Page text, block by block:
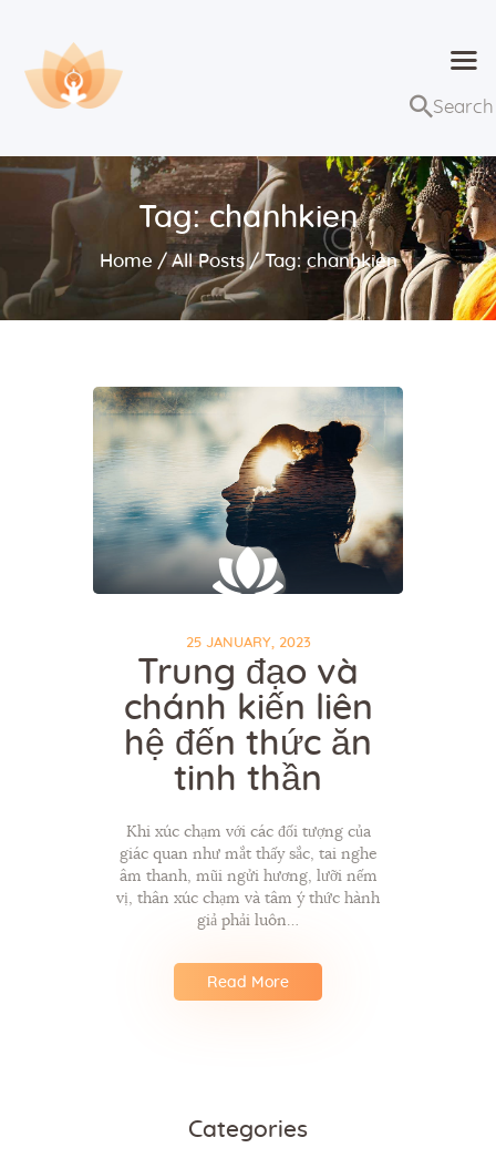
Tag: chanhkien
Home All Posts Tag: chanhkien
Trang chủ
Bài giảng
Lớp học và sự kiện
Về Dhammaduta
25 JANUARY, 2023
Trung đạo và
chánh kiến liên
hệ đến thức ăn
tinh thần
Khi xúc chạm với các đối tượng của
giác quan như mắt thấy sắc, tai nghe
âm thanh, mũi ngửi hương, lưỡi nếm
vị, thân xúc chạm và tâm ý thức hành
giả phải luôn…
Read More
Categories